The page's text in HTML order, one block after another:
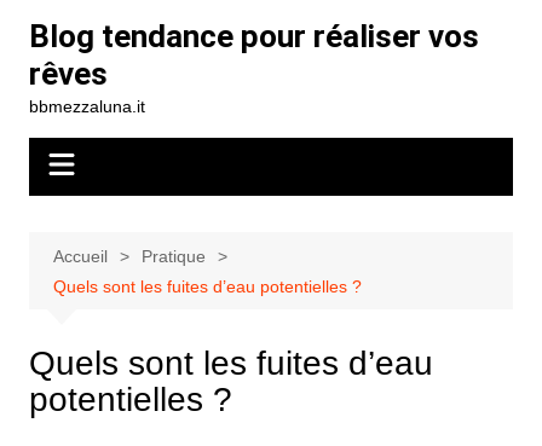
contenu
Blog tendance pour réaliser vos
rêves
bbmezzaluna.it
Accueil
Pratique
Quels sont les fuites d’eau potentielles ?
Quels sont les fuites d’eau
potentielles ?